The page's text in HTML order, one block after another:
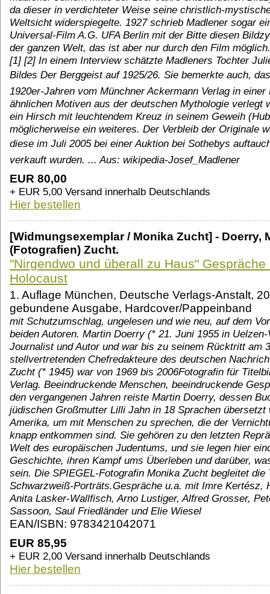
da dieser in verdichteter Weise seine christlich-
Weltsicht widerspiegelte. 1927 schrieb Madlener sogar
Universal-Film A.G. UFA Berlin mit der Bitte diesen
der ganzen Welt, das ist aber nur durch den Film
[1] [2] In einem Interview schätzte Madleners Tochter
Bildes Der Berggeist auf 1925/26. Sie bemerkte auch,
1920er-Jahren vom Münchner Ackermann Verlag in
ähnlichen Motiven aus der deutschen Mythologie verlegt
ein Hirsch mit leuchtendem Kreuz in seinem Geweih
möglicherweise ein weiteres. Der Verbleib der Originale
diese im Juli 2005 bei einer Auktion bei Sothebys
verkauft wurden. ... Aus: wikipedia-Josef_Madlener
EUR 80,00
+ EUR 5,00 Versand innerhalb Deutschlands
Hier bestellen
[Widmungsexemplar / Monika Zucht] - Doerry,
(Fotografien) Zucht.
"Nirgendwo und überall zu Haus"
Holocaust
1. Auflage München, Deutsche Verlags-Anstalt,
gebundene Ausgabe, Hardcover/Pappeinband
mit Schutzumschlag, ungelesen und wie neu, auf dem
beiden Autoren. Martin Doerry (* 21. Juni 1955 in
Journalist und Autor und war bis zu seinem Rücktritt am
stellvertretenden Chefredakteure des deutschen
Zucht (* 1945) war von 1969 bis 2006Fotografin für
Verlag. Beeindruckende Menschen, beeindruckende
den vergangenen Jahren reiste Martin Doerry, dessen
jüdischen Großmutter Lilli Jahn in 18 Sprachen übersetzt
Amerika, um mit Menschen zu sprechen, die der
knapp entkommen sind. Sie gehören zu den letzten
Welt des europäischen Judentums, und sie legen hier
Geschichte, ihren Kampf ums Überleben und darüber,
sein. Die SPIEGEL-Fotografin Monika Zucht begleitet
Schwarzweiß-Porträts.Gespräche u.a. mit Imre Kertész,
Anita Lasker-Wallfisch, Arno Lustiger, Alfred Grosser,
Sassoon, Saul Friedländer und Elie Wiesel
EAN/ISBN: 9783421042071
EUR 85,95
+ EUR 2,00 Versand innerhalb Deutschlands
Hier bestellen